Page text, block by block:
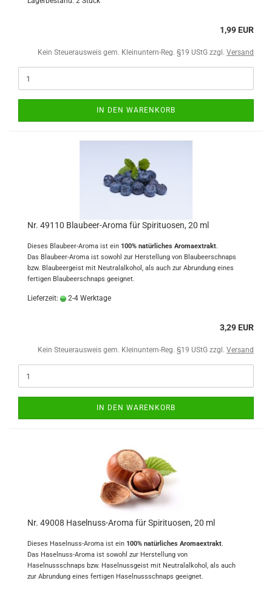
1,99 EUR
Kein Steuerausweis gem. Kleinuntern-Reg. §19 UStG zzgl. Versand
IN DEN WARENKORB
Nr. 49110 Blaubeer-Aroma für Spirituosen, 20 ml
Dieses Blaubeer-Aroma ist ein 100% natürliches Aromaextrakt.
Das Blaubeer-Aroma ist sowohl zur Herstellung von Blaubeerschnaps
bzw. Blaubeergeist mit Neutralalkohol, als auch zur Abrundung eines
fertigen Blaubeerschnaps geeignet.
Lieferzeit: 2-4 Werktage
3,29 EUR
Kein Steuerausweis gem. Kleinuntern-Reg. §19 UStG zzgl. Versand
IN DEN WARENKORB
Nr. 49008 Haselnuss-Aroma für Spirituosen, 20 ml
Dieses Haselnuss-Aroma ist ein 100% natürliches Aromaextrakt.
Das Haselnuss-Aroma ist sowohl zur Herstellung von
Haselnussschnaps bzw. Haselnussgeist mit Neutralalkohol, als auch
zur Abrundung eines fertigen Haselnussschnaps geeignet.